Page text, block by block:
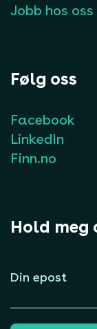
Jobb hos oss
Følg oss
Facebook
LinkedIn
Finn.no
Hold
post